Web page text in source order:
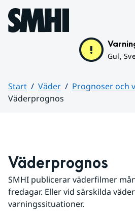
Hoppa till sidans innehåll
Gul,
Start Väder
Prognoser och
Väderprognos
Väderprognos
SMHI publicerar väderfilmer
fredagar. Eller vid särskilda
varningssituationer.